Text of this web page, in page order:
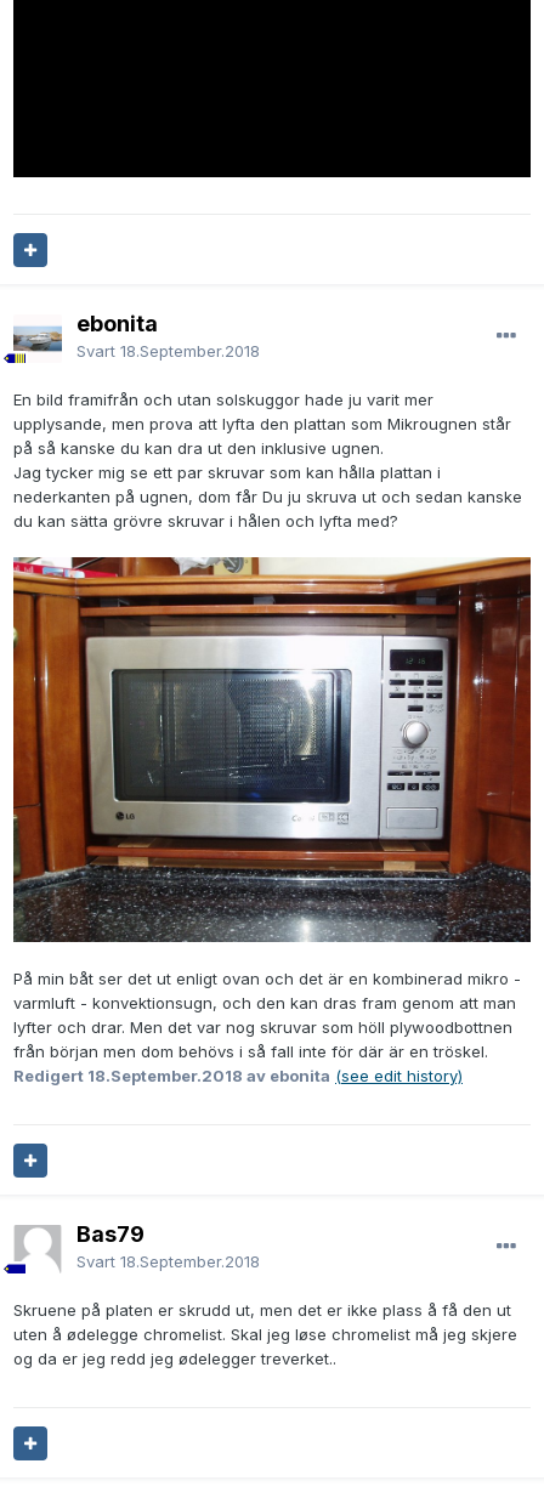
ebonita
Svart 18.September.2018
En bild framifrån och utan solskuggor hade ju varit mer
upplysande, men prova att lyfta den plattan som Mikrougnen står
på så kanske du kan dra ut den inklusive ugnen.
Jag tycker mig se ett par skruvar som kan hålla plattan i
nederkanten på ugnen, dom får Du ju skruva ut och sedan kanske
du kan sätta grövre skruvar i hålen och lyfta med?
På min båt ser det ut enligt ovan och det är en kombinerad mikro -
varmluft - konvektionsugn, och den kan dras fram genom att man
lyfter och drar. Men det var nog skruvar som höll plywoodbottnen
från början men dom behövs i så fall inte för där är en tröskel.
Redigert 18.September.2018 av ebonita (see edit history)
Bas79
Svart 18.September.2018
Skruene på platen er skrudd ut, men det er ikke plass å få den ut
uten å ødelegge chromelist. Skal jeg løse chromelist må jeg skjere
og da er jeg redd jeg ødelegger treverket..